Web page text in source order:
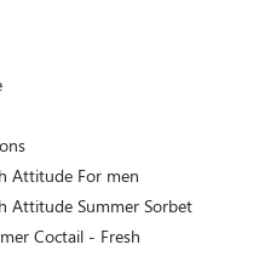
Attitude For men
Attitude Summer Sorbet
Coctail - Fresh